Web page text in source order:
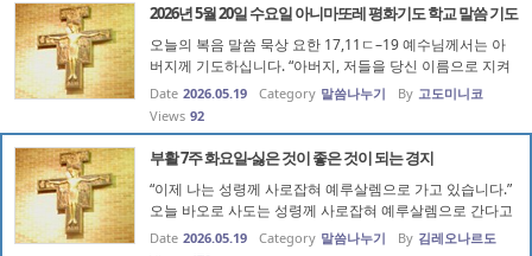
2026년 5월 20일 수요일 아니마또레 평화기도 학교 말씀 기도
오늘의 복음 말씀 묵상 요한 17,11ㄷ–19 예수님께서는 아
버지께 기도하십니다. “아버지, 저들을 당신 이름으로 지켜
주십시오. 그래서 저희처럼 그들도 하나가 되게 하십시오.”
그리고 이어 “이들을 진리로 거룩하게 해 주십시오. 아버지
의 말씀이 진리입니다...
Date 2026.05.19 Category 말씀나누기 By 고도미니코
Views 92
부활 7주 화요일-싫은 것이 좋은 것이 되는 경지
“이제 나는 성령께 사로잡혀 예루살렘으로 가고 있습니다.”
오늘 바오로 사도는 성령께 사로잡혀 예루살렘으로 간다고
말합니다. 그래서 어제에 이어 오늘도 이번 주 성령 강림을
Date 2026.05.19 Category 말씀나누기 By 김레오나르도